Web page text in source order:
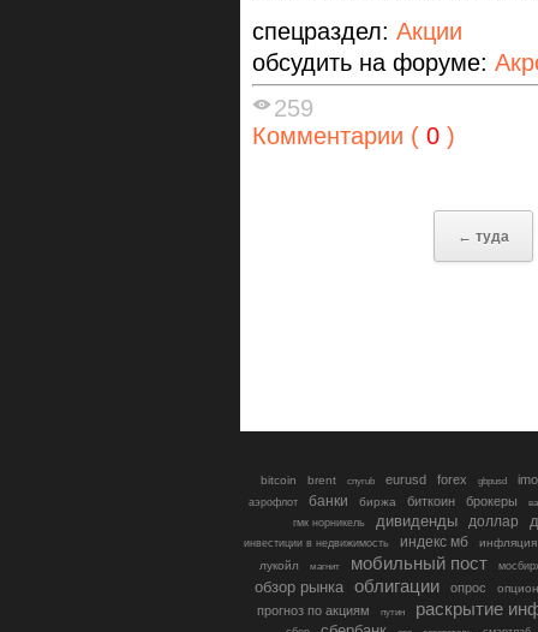
спецраздел: Акции
обсудить на форуме:
259
Комментарии ( 0 )
← туда
bitcoin brent cnyrub eurusd forex gbpusd
аэрофлот банки биржа биткоин брокеры
гмк норникель
дивиденды доллар
инвестиции в недвижимость индекс мб
инфляция
лукойл
магнит мобильный пост
обзор рынка облигации опрос
прогноз по акциям путин раскрытие